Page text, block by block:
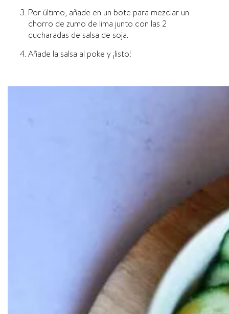
Por último, añade en un bote para mezclar un
chorro de zumo de lima junto con las 2
cucharadas de salsa de soja.
Añade la salsa al poke y ¡listo!